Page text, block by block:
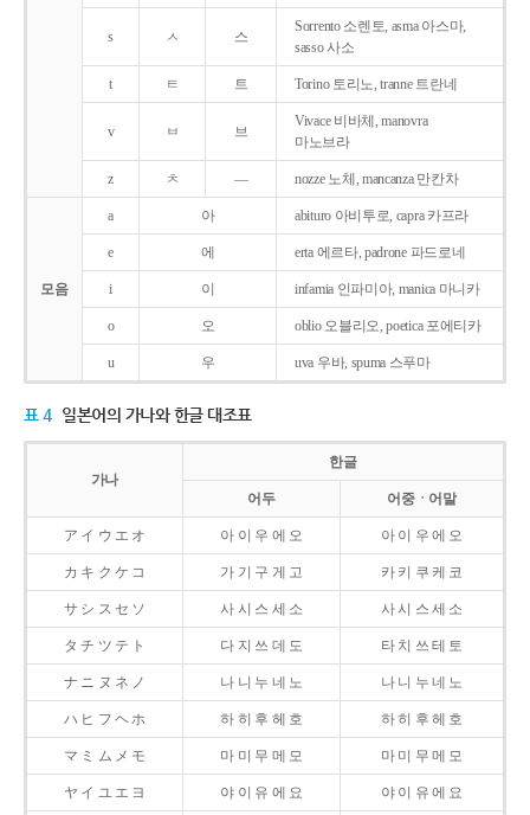
s ㅅ 스
Sorrento 소렌토, asma 아스마,
sasso 사소
t ㅌ 트 Torino 토리노, tranne 트란네
v ㅂ 브
Vivace 비바체, manovra
마노브라
z ㅊ ― nozze 노체, mancanza 만칸차
모음
a 아 abituro 아비투로, capra 카프라
e 에 erta 에르타, padrone 파드로네
i 이 infamia 인파미아, manica 마니카
o 오 oblio 오블리오, poetica 포에티카
u 우 uva 우바, spuma 스푸마
표 4 일본어의 가나와 한글 대조표
가나
한글
어두 어중ㆍ어말
ア イ ウ エ オ 아 이 우 에 오 아 이 우 에 오
カ キ ク ケ コ 가 기 구 게 고 카 키 쿠 케 코
サ シ ス セ ソ 사 시 스 세 소 사 시 스 세 소
タ チ ツ テ ト 다 지 쓰 데 도 타 치 쓰 테 토
ナ ニ ヌ ネ ノ 나 니 누 네 노 나 니 누 네 노
ハ ヒ フ ヘ ホ 하 히 후 헤 호 하 히 후 헤 호
マ ミ ム メ モ 마 미 무 메 모 마 미 무 메 모
ヤ イ ユ エ ヨ 야 이 유 에 요 야 이 유 에 요